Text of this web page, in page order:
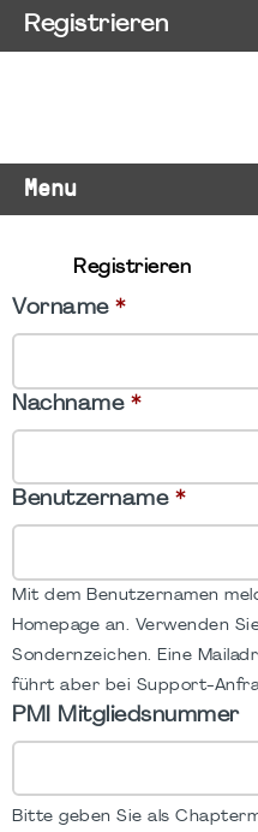
Menu
Registrieren
Vorname*
Nachname*
Benutzername*
Mit dem Benutzernamen
Homepage an. Verwenden
Sondernzeichen. Eine
führt aber bei Support-
PMI Mitgliedsnummer
Bitte geben Sie als
Registrieren